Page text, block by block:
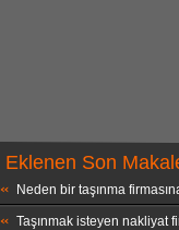
Eklenen Son
Neden bir taşınma
Taşınmak isteyen nakliyat